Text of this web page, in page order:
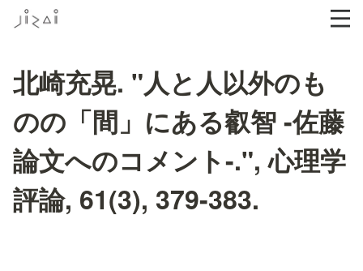
北崎充晃. "人と人以外のも
のの「間」にある叡智 -佐藤
論文へのコメント-.", 心理学
評論, 61(3), 379-383.